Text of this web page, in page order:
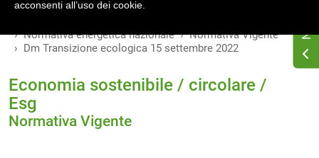
Normativa energetica nazionale
Normativa Vigente
Dm Transizione ecologica 15 settembre 2022
Economia sostenibile / circolare /
Esg
Normativa Vigente
acconsenti all’uso dei cookie.